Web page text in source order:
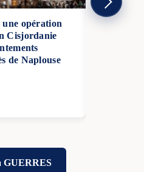
opération
Cisjordanie
de Naplouse
Le faux
GUERRES